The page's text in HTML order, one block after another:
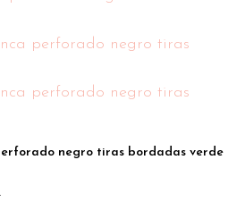
negro tiras bordadas verde